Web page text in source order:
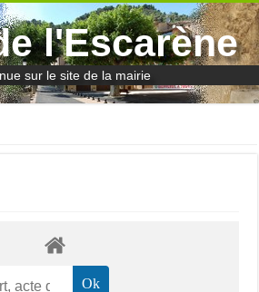
l'Escarène
sur le site de la mairie